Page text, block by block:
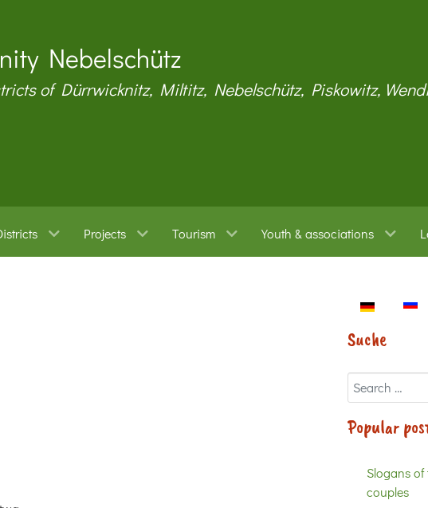
Nebelschütz
of Dürrwicknitz, Miltitz, Nebelschütz, Piskowitz,
Projects Tourism Youth & associations
Select your
Suche
Search
Popular
Slogans
couples